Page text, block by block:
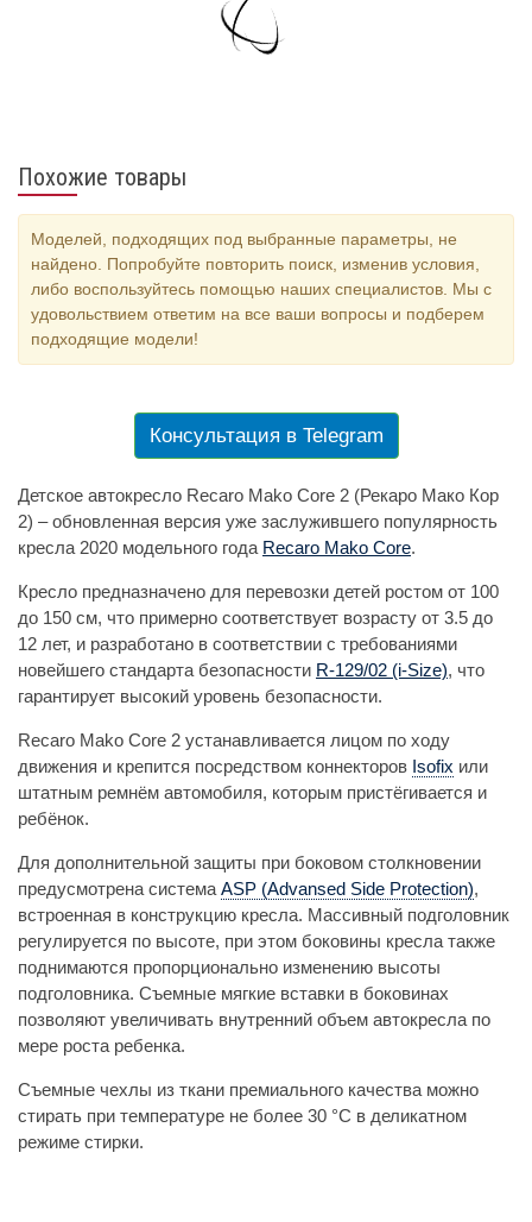
Похожие товары
Моделей, подходящих под выбранные параметры, не
найдено. Попробуйте повторить поиск, изменив условия,
либо воспользуйтесь помощью наших специалистов. Мы с
удовольствием ответим на все ваши вопросы и подберем
подходящие модели!
Консультация в Telegram
Детское автокресло Recaro Mako Core 2 (Рекаро Мако Кор
2) – обновленная версия уже заслужившего популярность
кресла 2020 модельного года Recaro Mako Core.
Кресло предназначено для перевозки детей ростом от 100
до 150 см, что примерно соответствует возрасту от 3.5 до
12 лет, и разработано в соответствии с требованиями
новейшего стандарта безопасности R-129/02 (i-Size), что
гарантирует высокий уровень безопасности.
Recaro Mako Core 2 устанавливается лицом по ходу
движения и крепится посредством коннекторов Isofix или
штатным ремнём автомобиля, которым пристёгивается и
ребёнок.
Для дополнительной защиты при боковом столкновении
предусмотрена система ASP (Advansed Side Protection),
встроенная в конструкцию кресла. Массивный подголовник
регулируется по высоте, при этом боковины кресла также
поднимаются пропорционально изменению высоты
подголовника. Съемные мягкие вставки в боковинах
позволяют увеличивать внутренний объем автокресла по
мере роста ребенка.
Съемные чехлы из ткани премиального качества можно
стирать при температуре не более 30 °C в деликатном
режиме стирки.